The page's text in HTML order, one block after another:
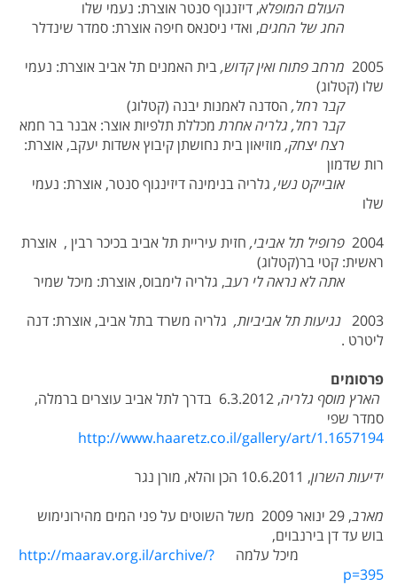
העולם המופלא, דיזנגוף סנטר אוצרת: נעמי שלו
החג של החגים, ואדי ניסנאס חיפה אוצרת: סמדר שינדלר
2005 מרחב פתוח ואין קדוש,בית האמנים תל אביב אוצרת: נעמי
שלו (קטלוג)
קבר רחל, הסדנה לאמנות יבנה (קטלוג)
קבר רחל, גלריה אחרתמכללת תלפיות אוצר: אבנר בר חמא
רצח יצחק, מוזיאון בית נחושתן קיבוץ אשדות יעקב, אוצרת:
רות שדמון
אובייקט נשי, גלריה בנימינה דיזינגוף סנטר, אוצרת: נעמי
שלו
2004 פרופיל תל אביבי, חזית עיריית תל אביב בכיכר רבין , אוצרת
ראשית: קטי בר(קטלוג)
אתה לא נראה לי רעב, גלריה לימבוס, אוצרת: מיכל שמיר
2003 נגיעות תל אביביות, גלריה משרד בתל אביב, אוצרת: דנה
ליטרט
פרסומים
הארץ מוסף גלריה
, 6.3.2012 בדרך לתל אביב עוצרים ברמלה,
סמדר שפי
http://www.haaretz.co.il/gallery/art/1.1657194
ידיעות השרון, 10.6.2011 הכן והלא, מורן נגר
מארב
, 29 ינואר 2009 משל השוטים על פני המים מהירונימוש
בוש עד דן בירנבוים,
מיכל עלמה http://maarav.org.il/archive/?
p=395